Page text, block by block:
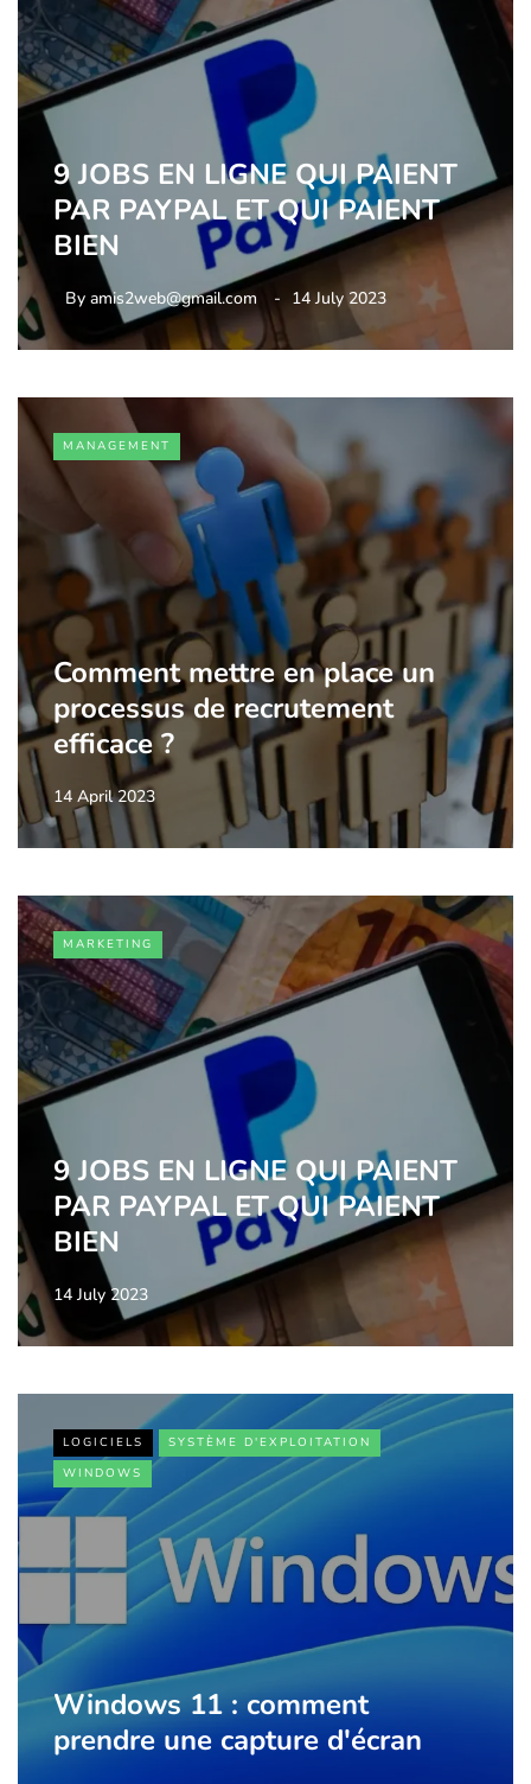
9 JOBS EN LIGNE QUI PAIENT
PAR PAYPAL ET QUI PAIENT
BIEN
By amis2web@gmail.com 14 July 2023
MANAGEMENT
Comment mettre en place un
processus de recrutement
efficace ?
14 April 2023
MARKETING
9 JOBS EN LIGNE QUI PAIENT
PAR PAYPAL ET QUI PAIENT
BIEN
14 July 2023
LOGICIELS
SYSTÈME D'EXPLOITATION
WINDOWS
Windows 11 : comment
prendre une capture d'écran